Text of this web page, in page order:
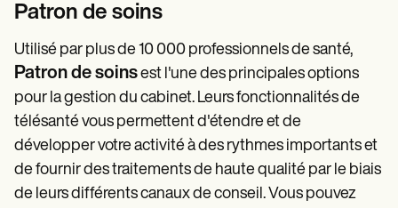
Patron de soins
Utilisé par plus de 10 000 professionnels de santé,
Patron de soinsest l'une des principales options
pour la gestion du cabinet. Leurs fonctionnalités de
télésanté vous permettent d'étendre et de
développer votre activité à des rythmes importants et
de fournir des traitements de haute qualité par le biais
de leurs différents canaux de conseil. Vous pouvez